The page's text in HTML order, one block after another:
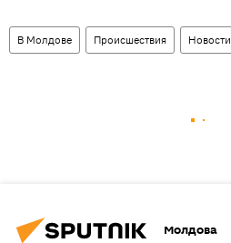
В Молдове Происшествия Новости
Молдова